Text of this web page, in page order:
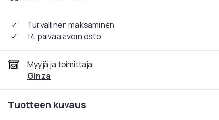
Turvallinen maksaminen
14 päivää avoin osto
Myyjä ja toimittaja
Ginza
Tuotteen kuvaus